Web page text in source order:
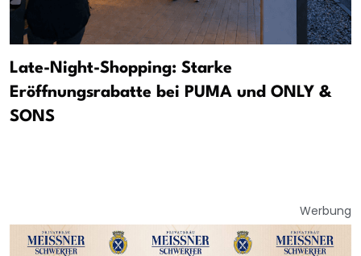
Late-Night-Shopping: Starke
Eröffnungsrabatte bei PUMA und ONLY &
SONS
Werbung